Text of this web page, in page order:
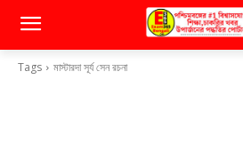
Tags মাস্টারদা সূর্য সেন রচনা